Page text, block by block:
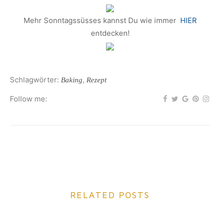
Mehr Sonntagssüsses kannst Du wie immer HIER
entdecken!
Schlagwörter: Baking, Rezept
Follow me:
RELATED POSTS